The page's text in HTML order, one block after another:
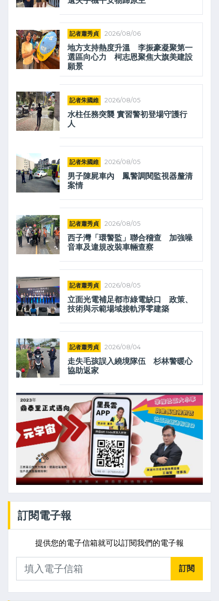
記者蕭秀貞 2026/08/06
地方支持熱度升溫 李振豪凝聚第一
選區向心力 柯志恩聚焦大旗美建設
願景
記者朱國維 2026/08/05
水柱任務突襲 實習警初登場守護行
人
記者朱國維 2026/08/05
男子陳屍車內 鳳警調閱監視器釐清
案情
記者蕭秀貞 2026/08/05
西子灣「環警監」聯合稽查 加強噪
音車及違規改裝車輛查察
記者蕭秀貞 2026/08/05
立面光電補足都市綠電缺口 政策、
技術與示範場域接軌淨零建築
記者蕭秀貞 2026/08/04
走失毛孩誤入繞境隊伍 杉林警暖心
協助返家
訂閱電子報
提供您的電子信箱就可以訂閱我們的電子報
訂閱